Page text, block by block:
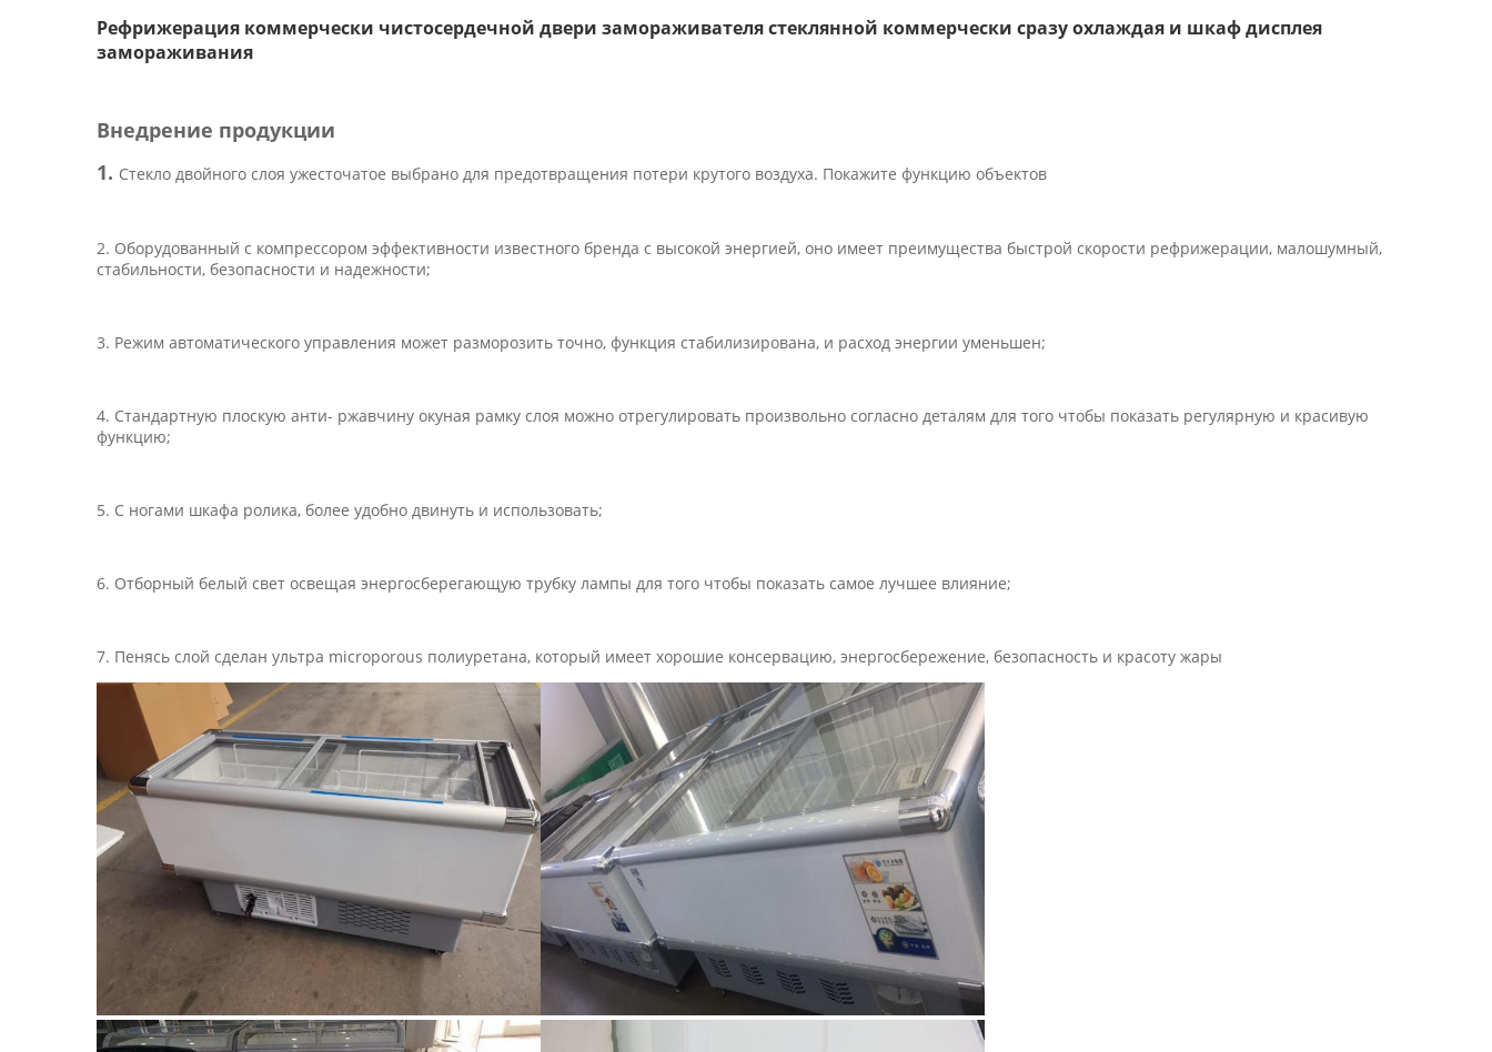
Оставьте сообщение
Мы скоро тебе перезвоним!
Рефрижерация коммерчески чистосердечной двери замораживателя стеклянной коммерчески сразу охлаждая и шкаф дисплея
замораживания
Внедрение продукции
1. Стекло двойного слоя ужесточатое выбрано для предотвращения потери крутого воздуха. Покажите функцию объектов
2. Оборудованный с компрессором эффективности известного бренда с высокой энергией, оно имеет преимущества быстрой скорости рефрижерации, малошумный,
стабильности, безопасности и надежности;
3. Режим автоматического управления может разморозить точно, функция стабилизирована, и расход энергии уменьшен;
4. Стандартную плоскую анти- ржавчину окуная рамку слоя можно отрегулировать произвольно согласно деталям для того чтобы показать регулярную и красивую
функцию;
5. С ногами шкафа ролика, более удобно двинуть и использовать;
6. Отборный белый свет освещая энергосберегающую трубку лампы для того чтобы показать самое лучшее влияние;
7. Пенясь слой сделан ультра microporous полиуретана, который имеет хорошие консервацию, энергосбережение, безопасность и красоту жары